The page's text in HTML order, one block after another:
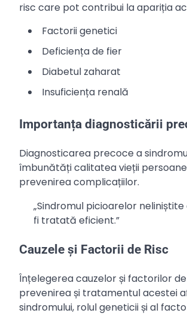
risc care pot contribui la apariția
Factorii genetici
Deficiența de fier
Diabetul zaharat
Insuficiența renală
Importanța diagnosticării
Diagnosticarea precoce a
îmbunătăți calitatea vieții
prevenirea complicațiilor.
„Sindromul picioarelor
fi tratată eficient.”
Cauzele și Factorii de Risc
Înțelegerea cauzelor și factorilor
prevenirea și tratamentul acestei
sindromului, rolul geneticii și al